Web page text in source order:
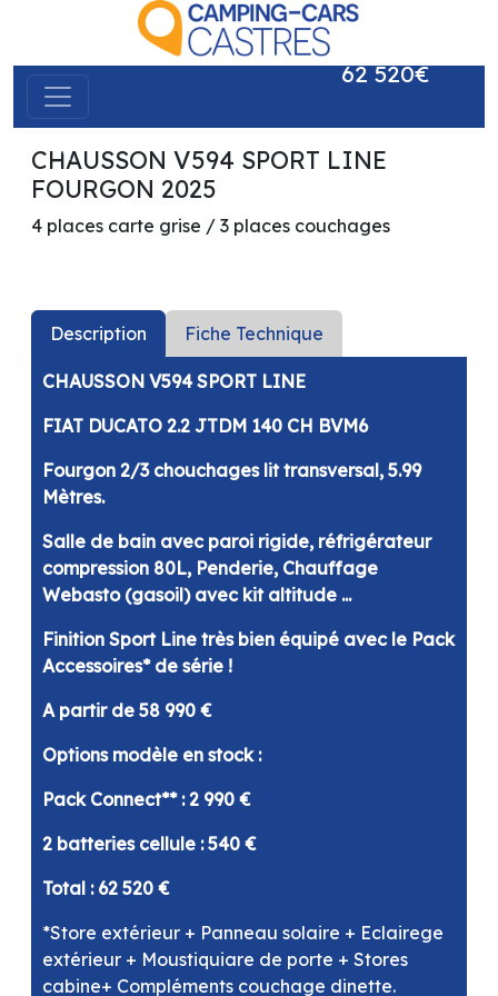
précédent
CHAUSSON V594 SPORT LINE
FOURGON 2025
4 places carte grise / 3 places couchages
62 520€
Description Fiche Technique
CHAUSSON V594 SPORT LINE
FIAT DUCATO 2.2 JTDM 140 CH BVM6
Fourgon 2/3 chouchages lit transversal, 5.99
Mètres.
Salle de bain avec paroi rigide, réfrigérateur
compression 80L, Penderie, Chauffage
Webasto (gasoil) avec kit altitude ...
Finition Sport Line très bien équipé avec le Pack
Accessoires* de série !
A partir de 58 990 €
Options modèle en stock :
Pack Connect** : 2 990 €
2 batteries cellule : 540 €
Total : 62 520 €
*Store extérieur + Panneau solaire + Eclairege
extérieur + Moustiquiare de porte + Stores
cabine+ Compléments couchage dinette.